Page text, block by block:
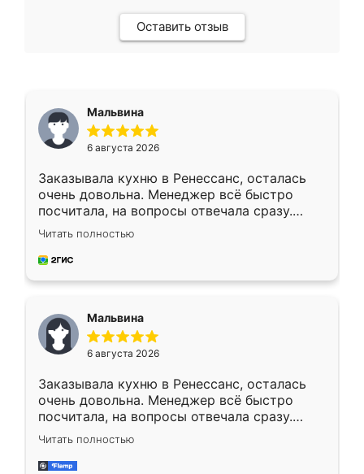
Оставить отзыв
Мальвина
6 августа 2026
Заказывала кухню в Ренессанс, осталась
очень довольна. Менеджер всё быстро
посчитала, на вопросы отвечала сразу.
Замерщик приехал в субботу, подошёл к
делу со всей ответственностью. Собрали
за день, ребята работали аккуратно, даже
Читать полностью
Мальвина
6 августа 2026
Заказывала кухню в Ренессанс, осталась
очень довольна. Менеджер всё быстро
посчитала, на вопросы отвечала сразу.
Замерщик приехал в субботу, подошёл к
делу со всей ответственностью. Собрали
за день, ребята работали аккуратно, даже
Читать полностью